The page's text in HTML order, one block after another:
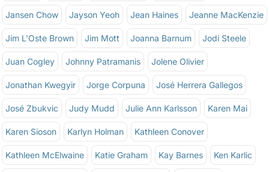
Jansen Chow Jayson Yeoh Jean Haines Jeanne MacKenzie
Jim L'Oste Brown Jim Mott Joanna Barnum Jodi Steele
Juan Cogley Johnny Patramanis Jolene Olivier
Jonathan Kwegyir Jorge Corpuna José Herrera Gallegos
José Zbukvic Judy Mudd Julie Ann Karlsson Karen Mai
Karen Sioson Karlyn Holman Kathleen Conover
Kathleen McElwaine Katie Graham Kay Barnes Ken Karlic